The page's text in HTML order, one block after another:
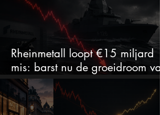
Rheinmetall loopt €15 miljard
mis: barst nu de groeidroom van
het defensiebedrijf?